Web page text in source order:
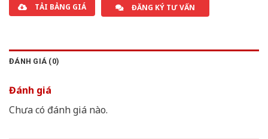
TẢI BẢNG GIÁ ĐĂNG KÝ TƯ VẤN
ĐÁNH GIÁ (0)
Đánh giá
Chưa có đánh giá nào.